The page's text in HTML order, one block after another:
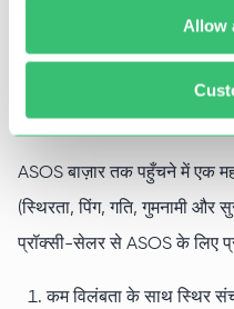
Allow
प्रॉक्सी-सेलर की
लाभ
ASOS बाज़ार तक पहुँचने में एक
(स्थिरता, पिंग, गति, गुमनामी और
प्रॉक्सी-सेलर से ASOS के लिए
कम विलंबता के साथ स्थिर